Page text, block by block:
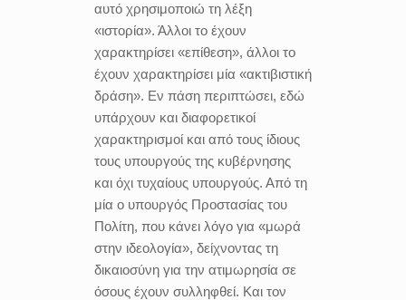
αυτό χρησιμοποιώ τη λέξη
«ιστορία». Άλλοι το έχουν
χαρακτηρίσει «επίθεση», άλλοι το
έχουν χαρακτηρίσει μία «ακτιβιστική
δράση». Εν πάση περιπτώσει, εδώ
υπάρχουν και διαφορετικοί
χαρακτηρισμοί και από τους ίδιους
τους υπουργούς της κυβέρνησης
και όχι τυχαίους υπουργούς. Από τη
μία ο υπουργός Προστασίας του
Πολίτη, που κάνει λόγο για «μωρά
στην ιδεολογία», δείχνοντας τη
δικαιοσύνη για την ατιμωρησία σε
όσους έχουν συλληφθεί. Και τον